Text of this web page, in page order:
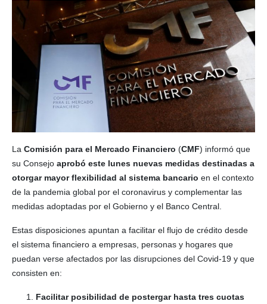
La Comisión para el Mercado Financiero (CMF) informó que
su Consejo aprobó este lunes nuevas medidas destinadas a
otorgar mayor flexibilidad al sistema bancario en el contexto
de la pandemia global por el coronavirus y complementar las
medidas adoptadas por el Gobierno y el Banco Central.
Estas disposiciones apuntan a facilitar el flujo de crédito desde
el sistema financiero a empresas, personas y hogares que
puedan verse afectados por las disrupciones del Covid-19 y que
consisten en:
Facilitar posibilidad de postergar hasta tres cuotas